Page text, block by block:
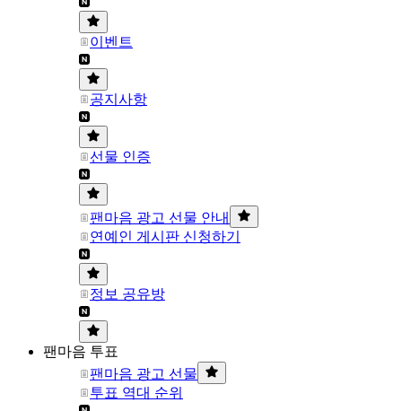
이벤트
공지사항
선물 인증
팬마음 광고 선물 안내
연예인 게시판 신청하기
정보 공유방
팬마음 투표
팬마음 광고 선물
투표 역대 순위